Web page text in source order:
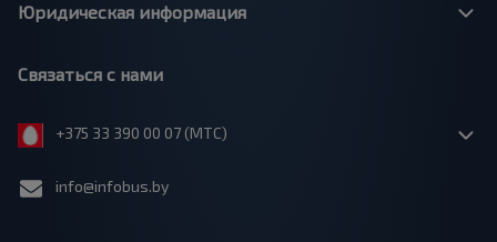
Юридическая информация
Связаться с нами
+375 33 390 00 07 (МТС)
info@infobus.by